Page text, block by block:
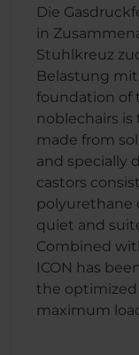
Die
in
Stuhlkreuz
Belastung mit
foundation of
noblechairs
made from
and specially
castors
polyurethane
quiet and
Combined
ICON has
the optimized
maximum